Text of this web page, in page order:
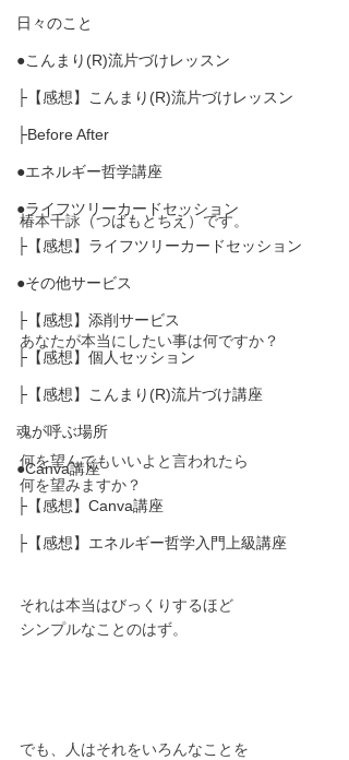
日々のこと
●こんまり(R)流片づけレッスン
├【感想】こんまり(R)流片づけレッスン
├Before After
●エネルギー哲学講座
●ライフツリーカードセッション
├【感想】ライフツリーカードセッション
●その他サービス
├【感想】添削サービス
├【感想】個人セッション
├【感想】こんまり(R)流片づけ講座
魂が呼ぶ場所
●Canva講座
├【感想】Canva講座
├【感想】エネルギー哲学入門上級講座
椿本千詠（つばもとちえ）です。
あなたが本当にしたい事は何ですか？
何を望んでもいいよと言われたら
何を望みますか？
それは本当はびっくりするほど
シンプルなことのはず。
でも、人はそれをいろんなことを